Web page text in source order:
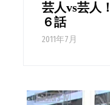
芸人vs芸人
６話
2011年7月